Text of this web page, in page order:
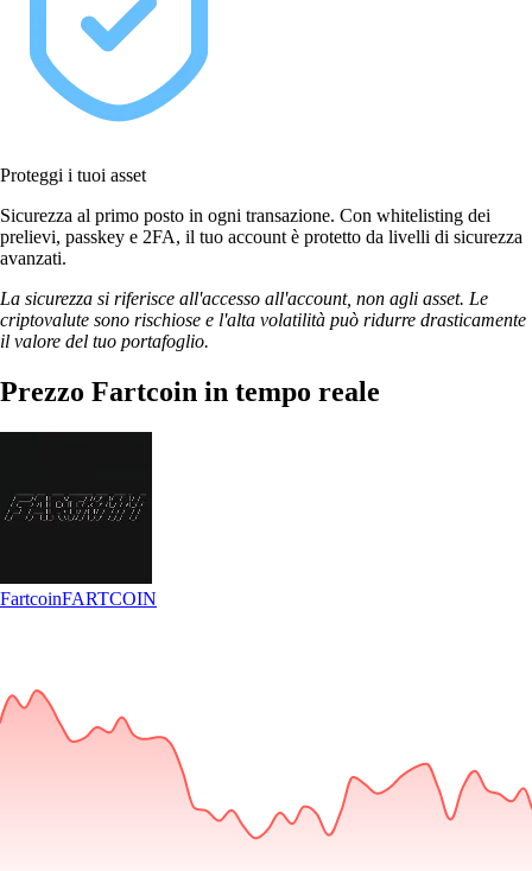
Proteggi i tuoi asset
Sicurezza al primo posto in ogni transazione. Con whitelisting dei
prelievi, passkey e 2FA, il tuo account è protetto da livelli di sicurezza
avanzati.
La sicurezza si riferisce all'accesso all'account, non agli asset. Le
criptovalute sono rischiose e l'alta volatilità può ridurre drasticamente
il valore del tuo portafoglio.
Prezzo Fartcoin in tempo reale
FartcoinFARTCOIN